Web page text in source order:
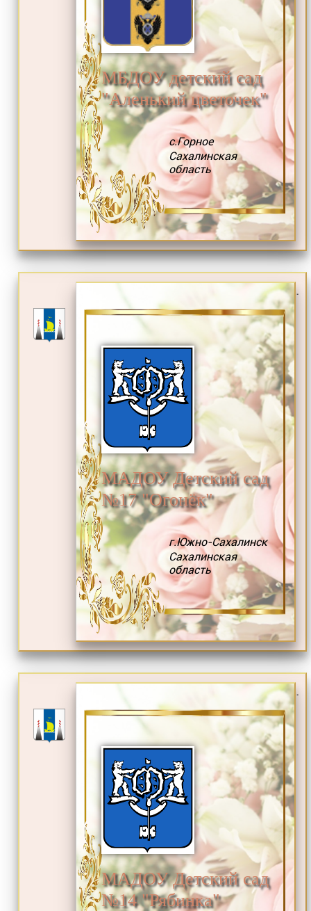
МБДОУ детский сад
"Аленький цветочек"
с.Горное
Сахалинская
область
.
МАДОУ Детский сад
№17 "Огонёк"
г.Южно-Сахалинск
Сахалинская
область
.
МАДОУ Детский сад
№14 "Рябинка"